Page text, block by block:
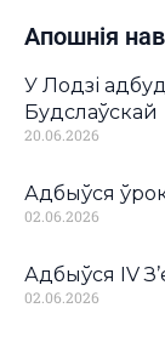
Апошнія
У Лодзі
Будслаўскай
20.06.2026
Адбыўся
02.06.2026
Адбыўся IV
02.06.2026